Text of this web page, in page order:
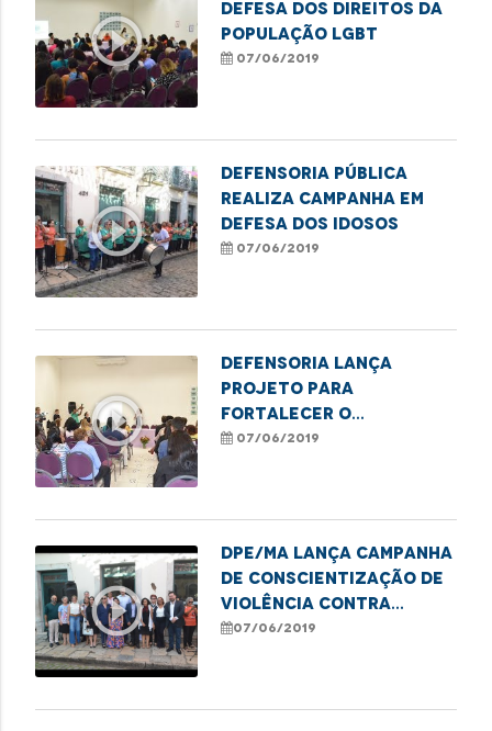
play_circle_outline
defesa dos direitos da
população LGBT
07/06/2019
play_circle_outline
Defensoria Pública
realiza campanha em
defesa dos idosos
07/06/2019
play_circle_outline
Defensoria lança
projeto para
fortalecer o
atendimento ao público
07/06/2019
play_circle_outline
DPE/MA lança campanha
de conscientização de
violência contra
idosos
07/06/2019